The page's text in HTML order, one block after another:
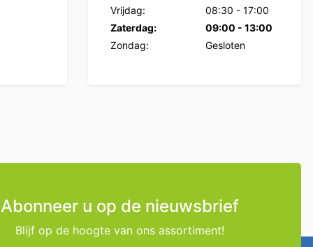
Vrijdag:
08:30 - 17:00
Zaterdag:
09:00 - 13:00
Zondag:
Gesloten
Abonneer u op de nieuwsbrief
Blijf op de hoogte van ons assortiment!